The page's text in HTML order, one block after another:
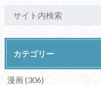
カテゴリー
漫画(306)